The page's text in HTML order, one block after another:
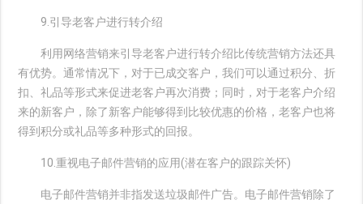
9.引导老客户进行转介绍
利用网络营销来引导老客户进行转介绍比传统营销方法还具
有优势。通常情况下，对于已成交客户，我们可以通过积分、折
扣、礼品等形式来促进老客户再次消费；同时，对于老客户介绍
来的新客户，除了新客户能够得到比较优惠的价格，老客户也将
得到积分或礼品等多种形式的回报。
10.重视电子邮件营销的应用(潜在客户的跟踪关怀)
电子邮件营销并非指发送垃圾邮件广告。电子邮件营销除了